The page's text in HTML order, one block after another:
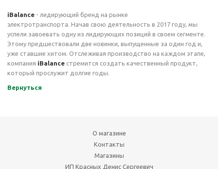
iBalance - лидирующий бренд на рынке
электротранспорта. Начав свою деятельность в 2017 году, мы
успели завоевать одну из лидирующих позиций в своем сегменте.
Этому предшествовали две новинки, выпущенные за один год и,
уже ставшие хитом. Отслеживая производство на каждом этапе,
компания iBalance стремится создать качественный продукт,
который прослужит долгие годы.
Вернуться
О магазине
Контакты
Магазины
ИП Красных Денис Сергеевич